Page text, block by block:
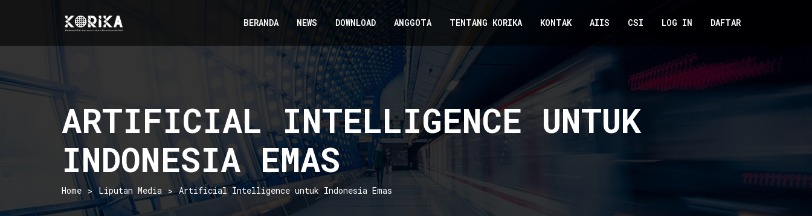
BERANDA NEWS DOWNLOAD ANGGOTA TENTANG KORIKA KONTAK AIIS CSI LOG IN DAFTAR
ARTIFICIAL INTELLIGENCE UNTUK
INDONESIA EMAS
Home Liputan Media Artificial Intelligence untuk Indonesia Emas